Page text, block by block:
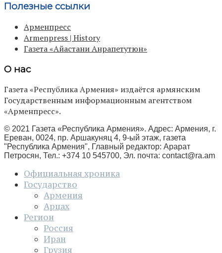
Полезные ссылки
Арменпресс
Armenpress | History
Газета «Айастани Анрапетутюн»
О нас
Газета «Республика Армения» издаётся армянским
Государственным информационным агентством
«Арменпресс».
© 2021 Газета «Республика Армения». Адрес: Армения, г.
Ереван, 0024, пр. Аршакуняц 4, 9-ый этаж, газета
"Республика Армения", Главный редактор: Арарат
Петросян, Тел.: +374 10 545700, Эл. почта: contact@ra.am
Официальная хроника
Государство
Армения
Арцах
Регион
Россия
Иран
Грузия